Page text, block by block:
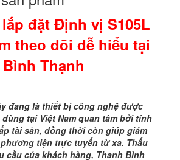
đặt Định vị S105L
theo dõi dễ hiểu tại
Bình Thạnh
đang là thiết bị công nghệ được
tại Việt Nam quan tâm bởi tính
tài sản, đồng thời còn giúp giám
tiện trực tuyến từ xa. Thấu
cầu của khách hàng, Thanh Bình